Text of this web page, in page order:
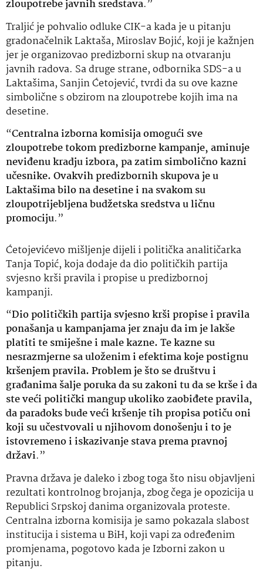
zloupotrebe javnih sredstava.”
Traljić je pohvalio odluke CIK-a kada je u pitanju
gradonačelnik Laktaša, Miroslav Bojić, koji je kažnjen
jer je organizovao predizborni skup na otvaranju
javnih radova. Sa druge strane, odbornika SDS-a u
Laktašima, Sanjin Ćetojević, tvrdi da su ove kazne
simbolične s obzirom na zloupotrebe kojih ima na
desetine.
“Centralna izborna komisija omogući sve
zloupotrebe tokom predizborne kampanje, aminuje
neviđenu kradju izbora, pa zatim simbolično kazni
učesnike. Ovakvih predizbornih skupova je u
Laktašima bilo na desetine i na svakom su
zloupotrijebljena budžetska sredstva u ličnu
promociju.”
Ćetojevićevo mišljenje dijeli i politička analitičarka
Tanja Topić, koja dodaje da dio političkih partija
svjesno krši pravila i propise u predizbornoj
kampanji.
“Dio političkih partija svjesno krši propise i pravila
ponašanja u kampanjama jer znaju da im je lakše
platiti te smiješne i male kazne. Te kazne su
nesrazmjerne sa uloženim i efektima koje postignu
kršenjem pravila. Problem je što se društvu i
građanima šalje poruka da su zakoni tu da se krše i da
ste veći politički mangup ukoliko zaobiđete pravila,
da paradoks bude veći kršenje tih propisa potiču oni
koji su učestvovali u njihovom donošenju i to je
istovremeno i iskazivanje stava prema pravnoj
državi.”
Pravna država je daleko i zbog toga što nisu objavljeni
rezultati kontrolnog brojanja, zbog čega je opozicija u
Republici Srpskoj danima organizovala proteste.
Centralna izborna komisija je samo pokazala slabost
institucija i sistema u BiH, koji vapi za određenim
promjenama, pogotovo kada je Izborni zakon u
pitanju.